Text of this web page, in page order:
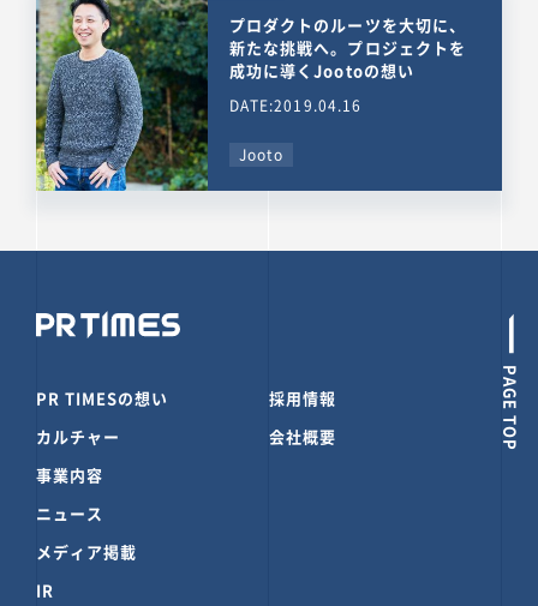
プロダクトのルーツを大切に、
新たな挑戦へ。プロジェクトを
成功に導くJootoの想い
DATE:2019.04.16
Jooto
PAGE TOP
PR TIMESの想い
カルチャー
事業内容
ニュース
メディア掲載
IR
採用情報
会社概要